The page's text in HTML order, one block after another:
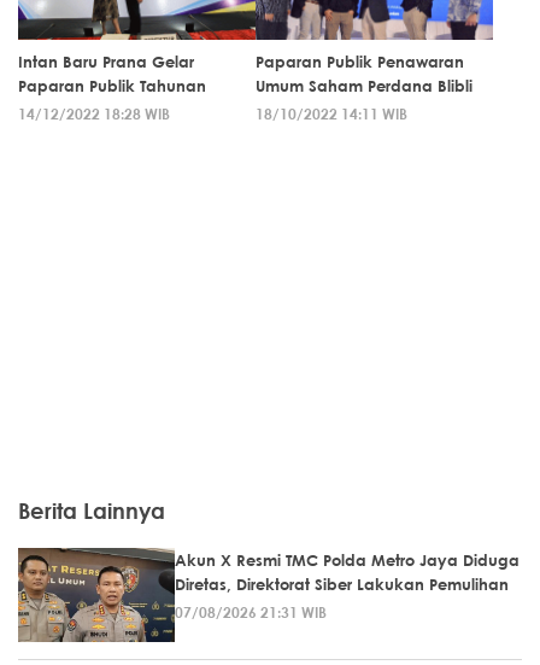
Intan Baru Prana Gelar
Paparan Publik Tahunan
14/12/2022 18:28 WIB
Paparan Publik Penawaran
Umum Saham Perdana Blibli
18/10/2022 14:11 WIB
Berita Lainnya
Akun X Resmi TMC Polda Metro Jaya Diduga
Diretas, Direktorat Siber Lakukan Pemulihan
07/08/2026 21:31 WIB